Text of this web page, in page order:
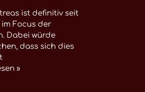
ist definitiv seit
Focus der
Dabei würde
dass sich dies
»